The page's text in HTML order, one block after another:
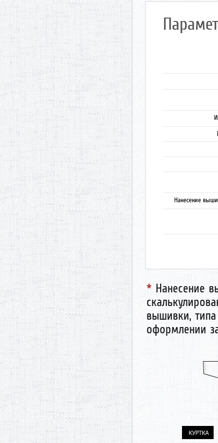
Нанесение
* Нанесение
вышивки,
оформлении